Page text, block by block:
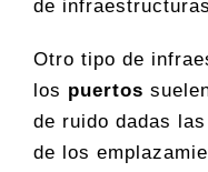
de
Otro tipo de
los puertos
de ruido dadas
de los